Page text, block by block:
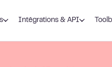
Intégrations & API